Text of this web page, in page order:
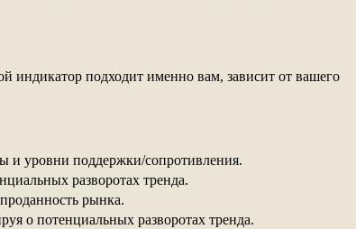
индикатор подходит именно вам, зависит от вашего
и уровни поддержки/сопротивления.
разворотах тренда.
рынка.
о потенциальных разворотах тренда.